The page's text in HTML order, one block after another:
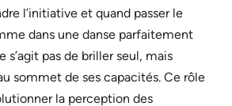
l’initiative et quand passer le
dans une danse parfaitement
s’agit pas de briller seul, mais
sommet de ses capacités. Ce rôle
la perception des